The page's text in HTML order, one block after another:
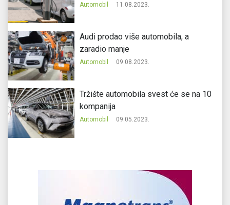
Automobil 11.08.2023.
Audi prodao više automobila, a
zaradio manje
Automobil 09.08.2023.
Tržište automobila svest će se na 10
kompanija
Automobil 09.05.2023.